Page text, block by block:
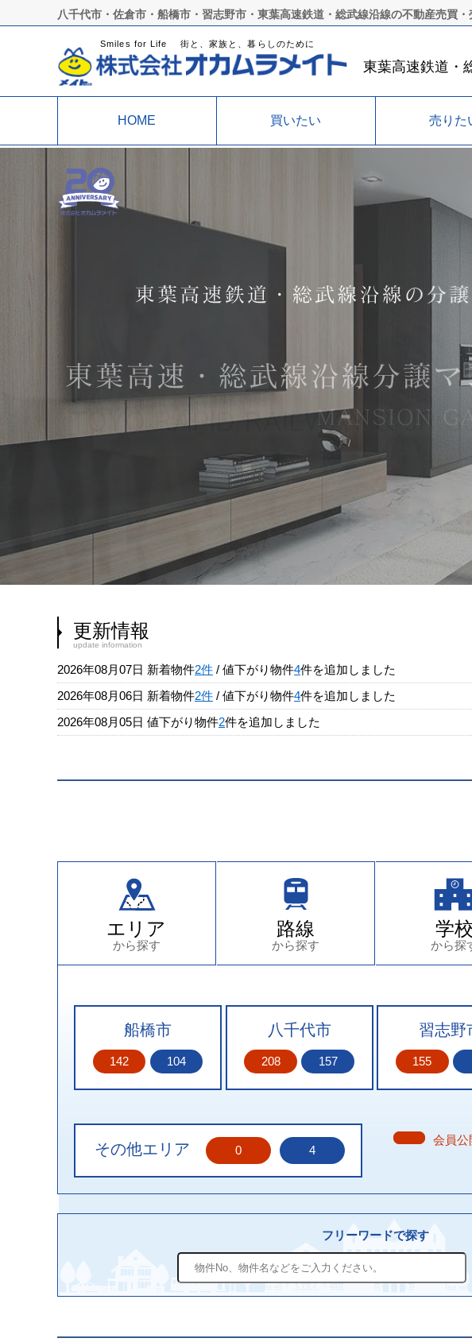
八千代市・佐倉市・船橋市・習志野市・東葉高速鉄道・総武線沿線の不動産売買・
Smiles for Life 街と、家族と、暮らしのために
東葉高速鉄道・
HOME 買いたい 売りた
更新情報
update information
2026年08月07日 新着物件2件 / 値下がり物件4件を追加しました
2026年08月06日 新着物件2件 / 値下がり物件4件を追加しました
2026年08月05日 値下がり物件2件を追加しました
エリア
から探す
路線
から探す
学校
から探
船橋市
142 104
八千代市
208 157
習志野
155
その他エリア 0 4
会員公
フリーワードで探す